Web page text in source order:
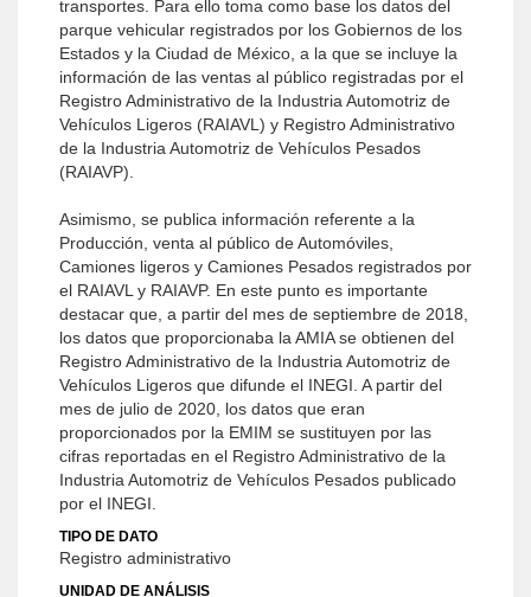
transportes. Para ello toma como base los datos del
parque vehicular registrados por los Gobiernos de los
Estados y la Ciudad de México, a la que se incluye la
información de las ventas al público registradas por el
Registro Administrativo de la Industria Automotriz de
Vehículos Ligeros (RAIAVL) y Registro Administrativo
de la Industria Automotriz de Vehículos Pesados
(RAIAVP).
Asimismo, se publica información referente a la
Producción, venta al público de Automóviles,
Camiones ligeros y Camiones Pesados registrados por
el RAIAVL y RAIAVP. En este punto es importante
destacar que, a partir del mes de septiembre de 2018,
los datos que proporcionaba la AMIA se obtienen del
Registro Administrativo de la Industria Automotriz de
Vehículos Ligeros que difunde el INEGI. A partir del
mes de julio de 2020, los datos que eran
proporcionados por la EMIM se sustituyen por las
cifras reportadas en el Registro Administrativo de la
Industria Automotriz de Vehículos Pesados publicado
por el INEGI.
TIPO DE DATO
Registro administrativo
UNIDAD DE ANÁLISIS